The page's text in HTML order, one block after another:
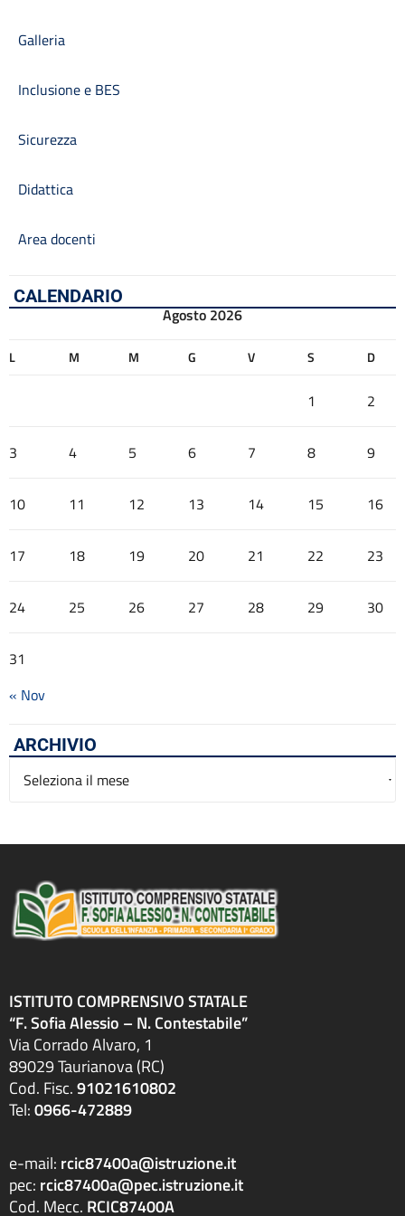
Galleria
Inclusione e BES
Sicurezza
Didattica
Area docenti
CALENDARIO
Agosto 2026
L M M G V S D
1 2
3 4 5 6 7 8 9
10 11 12 13 14 15 16
17 18 19 20 21 22 23
24 25 26 27 28 29 30
31
« Nov
ARCHIVIO
Archivio
ISTITUTO COMPRENSIVO STATALE
“F. Sofia Alessio – N. Contestabile”
Via Corrado Alvaro, 1
89029 Taurianova (RC)
Cod. Fisc.91021610802
Tel:0966-472889
e-mail: rcic87400a@istruzione.it
pec: rcic87400a@pec.istruzione.it
Cod. Mecc. RCIC87400A